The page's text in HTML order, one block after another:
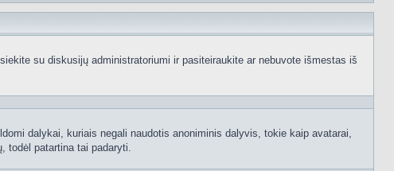
su diskusijų administratoriumi ir pasiteiraukite ar nebuvote išmestas iš
dalykai, kuriais negali naudotis anoniminis dalyvis, tokie kaip avatarai,
todėl patartina tai padaryti.